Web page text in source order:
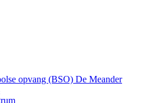
opvang (BSO) De Meander